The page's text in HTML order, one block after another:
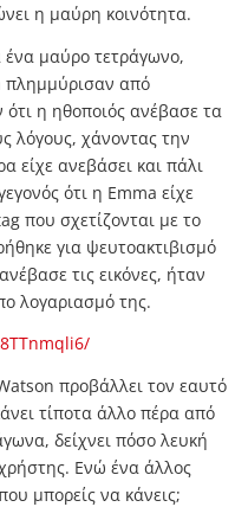
η μαύρη κοινότητα.
μαύρο τετράγωνο,
πλημμύρισαν από
η ηθοποιός ανέβασε τα
λόγους, χάνοντας την
είχε ανεβάσει και πάλι
ότι η Emma είχε
που σχετίζονται με το
για ψευτοακτιβισμό
τις εικόνες, ήταν
λογαριασμό της.
προβάλλει τον εαυτό
τίποτα άλλο πέρα από
δείχνει πόσο λευκή
Ενώ ένα άλλος
μπορείς να κάνεις;